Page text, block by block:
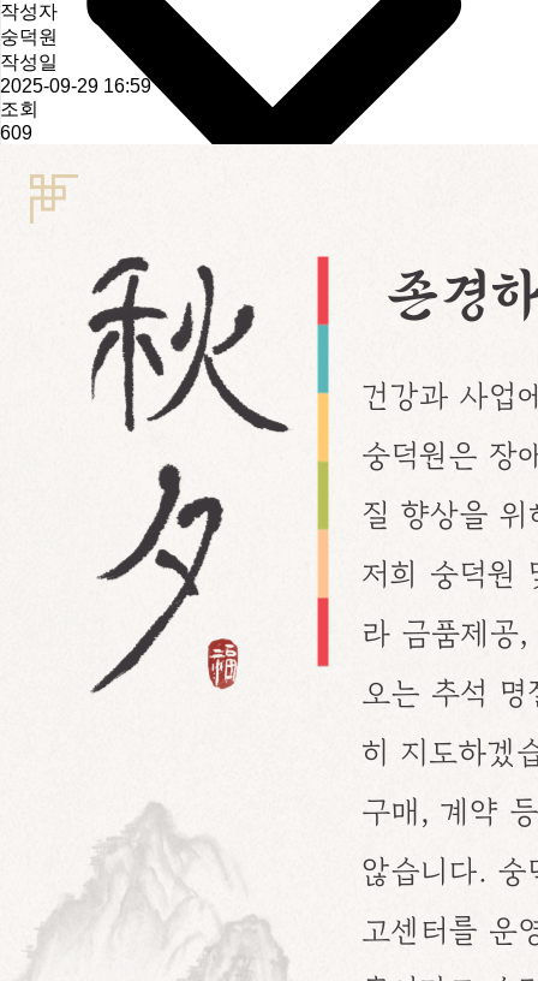
작성자
숭덕원
작성일
2025-09-29 16:59
조회
609